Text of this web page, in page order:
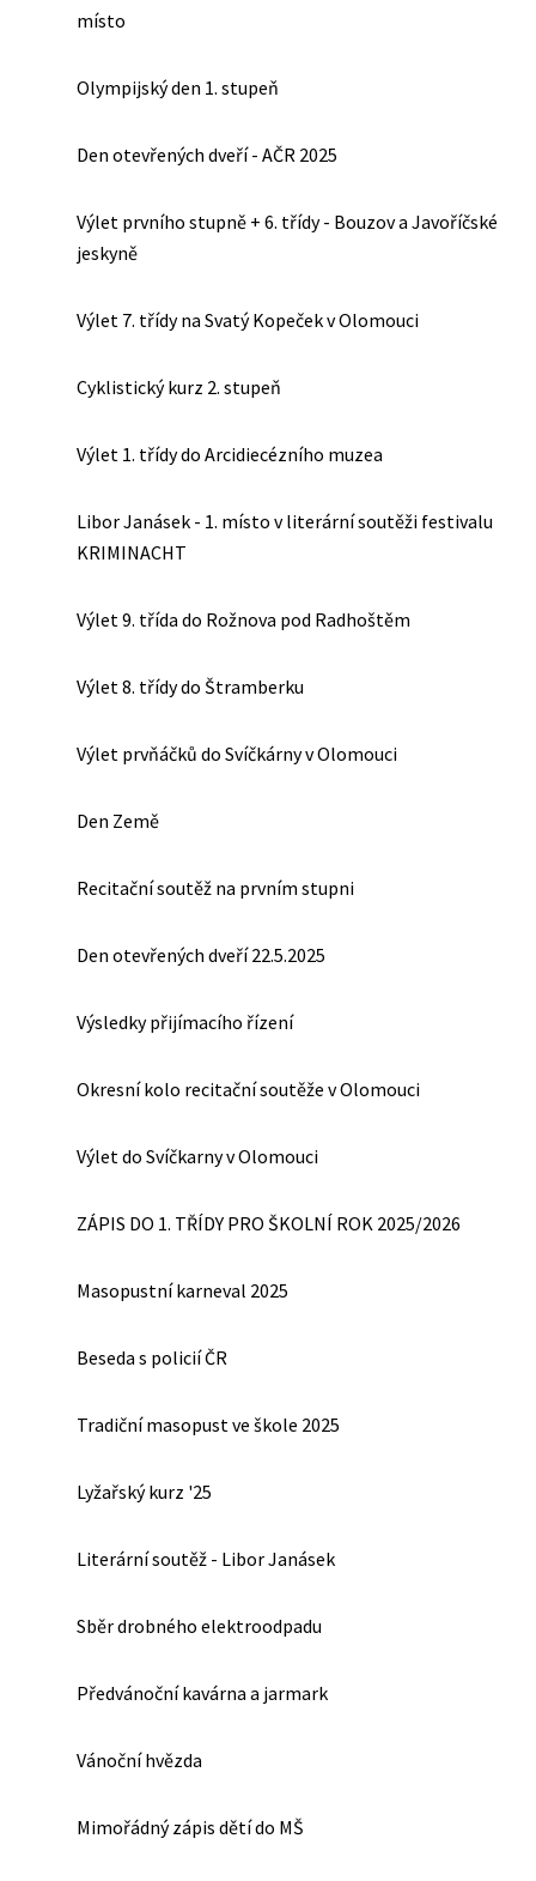
místo
Olympijský den 1. stupeň
Den otevřených dveří - AČR 2025
Výlet prvního stupně + 6. třídy - Bouzov a Javoříčské
jeskyně
Výlet 7. třídy na Svatý Kopeček v Olomouci
Cyklistický kurz 2. stupeň
Výlet 1. třídy do Arcidiecézního muzea
Libor Janásek - 1. místo v literární soutěži festivalu
KRIMINACHT
Výlet 9. třída do Rožnova pod Radhoštěm
Výlet 8. třídy do Štramberku
Výlet prvňáčků do Svíčkárny v Olomouci
Den Země
Recitační soutěž na prvním stupni
Den otevřených dveří 22.5.2025
Výsledky přijímacího řízení
Okresní kolo recitační soutěže v Olomouci
Výlet do Svíčkarny v Olomouci
ZÁPIS DO 1. TŘÍDY PRO ŠKOLNÍ ROK 2025/2026
Masopustní karneval 2025
Beseda s policií ČR
Tradiční masopust ve škole 2025
Lyžařský kurz '25
Literární soutěž - Libor Janásek
Sběr drobného elektroodpadu
Předvánoční kavárna a jarmark
Vánoční hvězda
Mimořádný zápis dětí do MŠ